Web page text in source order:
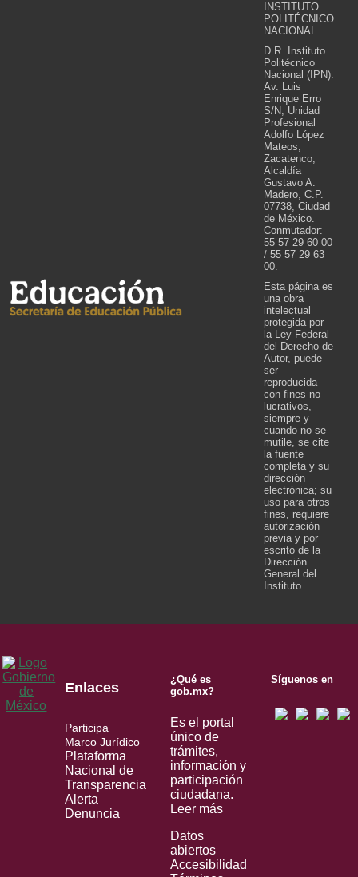
INSTITUTO
POLITÉCNICO
NACIONAL
D.R. Instituto
Politécnico
Nacional (IPN).
Av. Luis
Enrique Erro
S/N, Unidad
Profesional
Adolfo López
Mateos,
Zacatenco,
Alcaldía
Gustavo A.
Madero, C.P.
07738, Ciudad
de México.
Conmutador:
55 57 29 60 00
/ 55 57 29 63
00.
Esta página es
una obra
intelectual
protegida por
la Ley Federal
del Derecho de
Autor, puede
ser
reproducida
con fines no
lucrativos,
siempre y
cuando no se
mutile, se cite
la fuente
completa y su
dirección
electrónica; su
uso para otros
fines, requiere
autorización
previa y por
escrito de la
Dirección
General del
Instituto.
Enlaces
Participa
Marco Jurídico
Plataforma
Nacional de
Transparencia
Alerta
Denuncia
¿Qué es
gob.mx?
Es el portal
único de
trámites,
información y
participación
ciudadana.
Leer más
Datos
abiertos
Accesibilidad
Síguenos en